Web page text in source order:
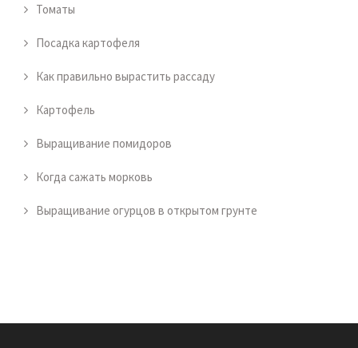
Томаты
Посадка картофеля
Как правильно вырастить рассаду
Картофель
Выращивание помидоров
Когда сажать морковь
Выращивание огурцов в открытом грунте